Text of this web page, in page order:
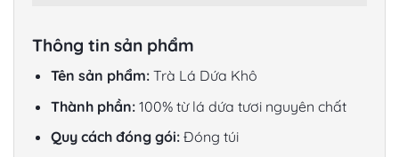
Thông tin sản phẩm
Tên sản phẩm:Trà Lá Dứa Khô
Thành phần:100% từ lá dứa tươi nguyên chất
Quy cách đóng gói:Đóng túi